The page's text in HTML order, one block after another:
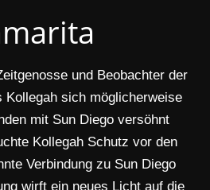
und Beobachter der
Kollegah sich möglicherweise
mit Sun Diego versöhnt
Kollegah Schutz vor den
Verbindung zu Sun Diego
wirft ein neues Licht auf die